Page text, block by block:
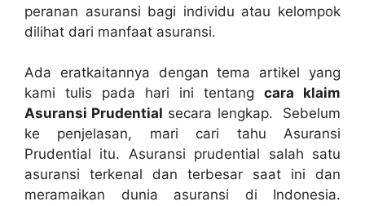
peranan asuransi bagi individu atau kelompok
dilihat dari manfaat asuransi.
Ada eratkaitannya dengan tema artikel yang
kami tulis pada hari ini tentang cara klaim
Asuransi Prudential secara lengkap. Sebelum
ke penjelasan, mari cari tahu Asuransi
Prudential itu. Asuransi prudential salah satu
asuransi terkenal dan terbesar saat ini dan
meramaikan dunia asuransi di Indonesia.